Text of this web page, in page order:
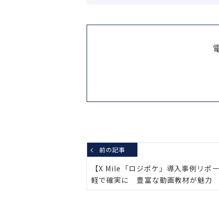
前の記事
【X Mile「ロジポケ」導入事例リ
軽で確実に 豊富な動画教材が魅力